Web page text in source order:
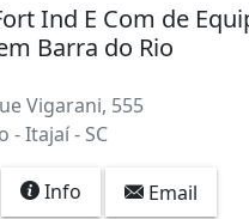
Ind E Com de
Barra do Rio
Vigarani, 555
- Itajaí - SC
Info Email